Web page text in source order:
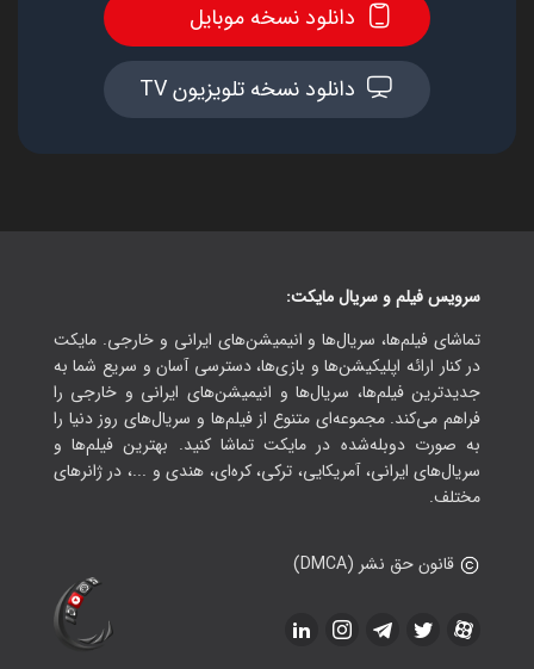
دانلود نسخه موبایل
دانلود نسخه تلویزیون TV
سرویس فیلم و سریال مایکت:
تماشای فیلم‌ها، سریال‌ها و انیمیشن‌های ایرانی و خارجی. مایکت
در کنار ارائه اپلیکیشن‌ها و بازی‌ها، دسترسی آسان و سریع شما به
جدیدترین فیلم‌ها، سریال‌ها و انیمیشن‌های ایرانی و خارجی را
فراهم می‌کند. مجموعه‌ای متنوع از فیلم‌ها و سریال‌های روز دنیا را
به صورت دوبله‌شده در مایکت تماشا کنید. بهترین فیلم‌ها و
سریال‌های ایرانی، آمریکایی، ترکی، کره‌ای، هندی و ...، در ژانرهای
مختلف.
قانون حق نشر (DMCA)